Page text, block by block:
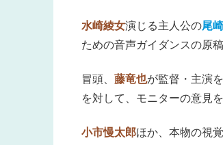
水崎綾女演じる主人公の尾
ための音声ガイダンスの原
冒頭、 藤竜也が監督・主演
を対して、モニターの意見
小市慢太郎ほか、本物の視